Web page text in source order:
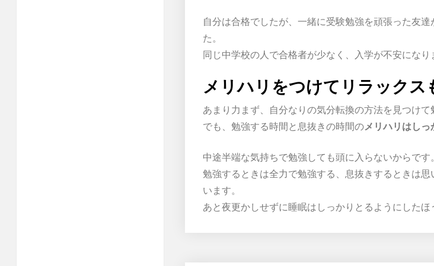
自分は合格でしたが、一緒に受験勉強を頑張った友
た。
同じ中学校の人で合格者が少なく、入学が不安になり
メリハリをつけてリラックス
あまり力まず、自分なりの気分転換の方法を見つけて
でも、勉強する時間と息抜きの時間のメリハリはしっ
中途半端な気持ちで勉強しても頭に入らないからです。
勉強するときは全力で勉強する、息抜きするときは
います。
あと夜更かしせずに睡眠はしっかりとるようにしたほ